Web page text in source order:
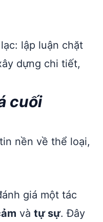
lập luận chặt
dựng chi tiết,
cuối
nền về thể loại,
giá một tác
và tự sự. Đây